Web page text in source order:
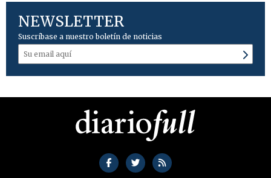
NEWSLETTER
Suscríbase a nuestro boletín de noticias